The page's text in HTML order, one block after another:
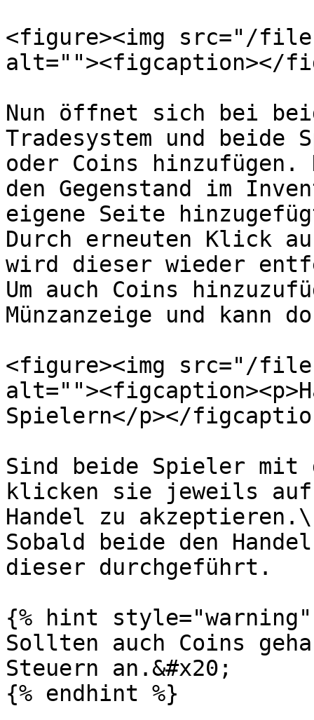
<figure><img src="/files/
alt=""><figcaption></
Nun öffnet sich bei
Tradesystem und beide
oder Coins
den Gegenstand im
eigene Seite
Durch erneuten Klick
wird dieser wieder
Um auch Coins
Münzanzeige und kann
<figure><img src="/files/
Spielern</p></
Sind beide Spieler mit
klicken sie jeweils auf
Handel zu akzeptieren.\
Sobald beide den
dieser durchgeführt.
{% hint style="warning"
Sollten auch Coins
Steuern an.&#x20;
{% endhint %}